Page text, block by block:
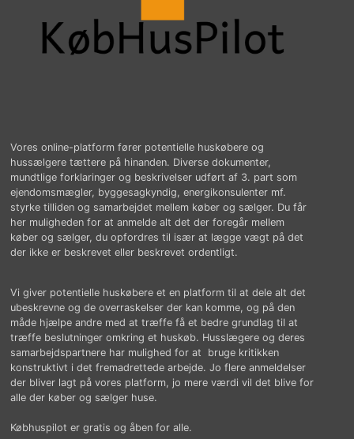
Vores online-platform fører potentielle huskøbere og
hussælgere tættere på hinanden. Diverse dokumenter,
mundtlige forklaringer og beskrivelser udført af 3. part som
ejendomsmægler, byggesagkyndig, energikonsulenter mf.
styrke tilliden og samarbejdet mellem køber og sælger. Du får
her muligheden for at anmelde alt det der foregår mellem
køber og sælger, du opfordres til især at lægge vægt på det
der ikke er beskrevet eller beskrevet ordentligt.
Vi giver potentielle huskøbere et en platform til at dele alt det
ubeskrevne og de overraskelser der kan komme, og på den
måde hjælpe andre med at træffe få et bedre grundlag til at
træffe beslutninger omkring et huskøb. Husslægere og deres
samarbejdspartnere har mulighed for at bruge kritikken
konstruktivt i det fremadrettede arbejde. Jo flere anmeldelser
der bliver lagt på vores platform, jo mere værdi vil det blive for
alle der køber og sælger huse.
Købhuspilot er gratis og åben for alle.